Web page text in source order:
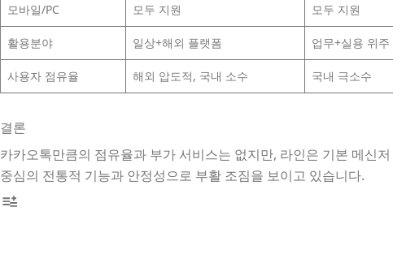
모바일/PC 모두 지원 모두 지원
활용분야 일상+해외 플랫폼 업무+실용 위주
사용자 점유율 해외 압도적, 국내 소수 국내 극소수
결론
카카오톡만큼의 점유율과 부가 서비스는 없지만, 라인은 기본 메신
중심의 전통적 기능과 안정성으로 부활 조짐을 보이고 있습니다.